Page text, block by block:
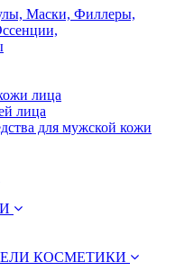
Маски, Филлеры,
лица
лица
для мужской кожи
КОСМЕТИКИ